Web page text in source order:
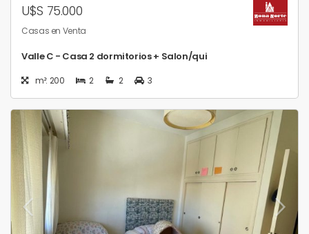
U$S 75.000
Casas en Venta
Valle C - Casa 2 dormitorios + Salon/qui
m²: 200 2 2 3